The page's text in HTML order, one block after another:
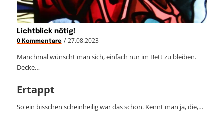
Lichtblick nötig!
0 Kommentare / 27.08.2023
Manchmal wünscht man sich, einfach nur im Bett zu bleiben.
Decke…
Ertappt
So ein bisschen scheinheilig war das schon. Kennt man ja, die,…